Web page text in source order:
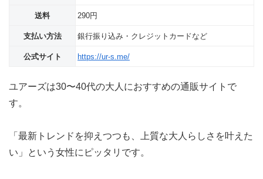
送料 290円
支払い方法 銀行振り込み・クレジットカードなど
公式サイト https://ur-s.me/
ユアーズは30〜40代の大人におすすめの通販サイトで
す。
「最新トレンドを抑えつつも、上質な大人らしさを叶えた
い」という女性にピッタリです。